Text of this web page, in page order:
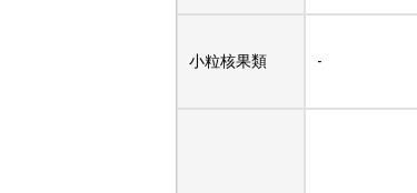
小粒核果類 -